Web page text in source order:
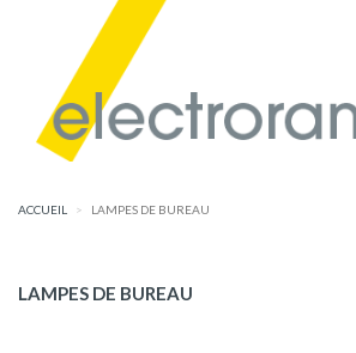
ACCUEIL LAMPES DE BUREAU
LAMPES DE BUREAU